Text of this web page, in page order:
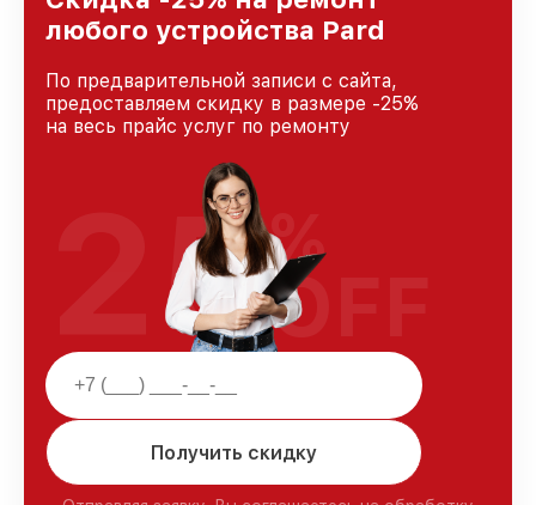
любого устройства Pard
По предварительной записи с сайта,
предоставляем скидку в размере -25%
на весь прайс услуг по ремонту
Получить скидку
25%
OFF